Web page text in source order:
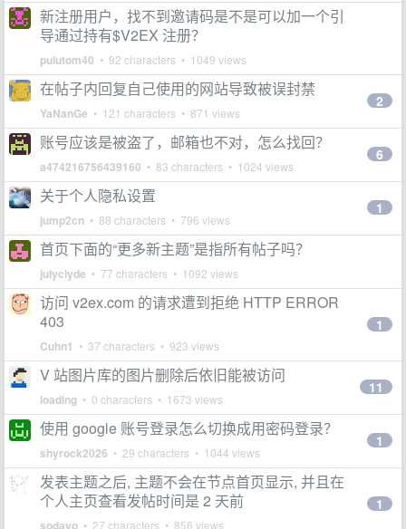
新注册用户，找不到邀请码是不是可以加一个引
导通过持有$V2EX 注册？
pulutom40 • 92 characters • 1049 views
在帖子内回复自己使用的网站导致被误封禁
YaNanGe • 121 characters • 871 views
2
账号应该是被盗了，邮箱也不对，怎么找回？
a474216756439160 • 83 characters • 1024 views
6
关于个人隐私设置
jump2cn • 88 characters • 796 views
1
首页下面的“更多新主题”是指所有帖子吗？
julyclyde • 77 characters • 1092 views
访问 v2ex.com 的请求遭到拒绝 HTTP ERROR
403
Cuhn1 • 37 characters • 923 views
1
V 站图片库的图片删除后依旧能被访问
loading • 0 characters • 1673 views
11
使用 google 账号登录怎么切换成用密码登录？
shyrock2026 • 29 characters • 1044 views
1
发表主题之后, 主题不会在节点首页显示, 并且在
个人主页查看发帖时间是 2 天前
sodayo • 27 characters • 856 views
1